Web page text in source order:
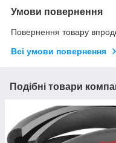
Умови повернення
Повернення товару
Всі умови повернення
Подібні товари